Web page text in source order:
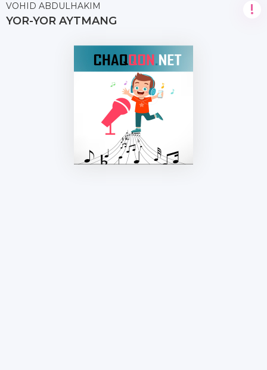
VOHID ABDULHAKIM
YOR-YOR AYTMANG
!